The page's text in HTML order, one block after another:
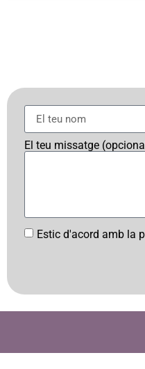
El teu missatge
Estic d'acord amb la